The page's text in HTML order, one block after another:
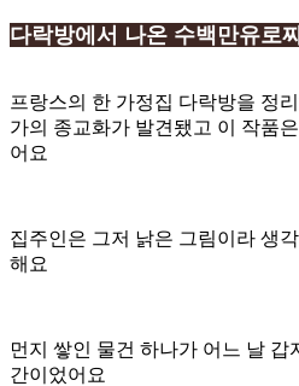
다락방에서 나온 수백만유로
프랑스의 한 가정집 다락방을 정
가의 종교화가 발견됐고 이 작품
어요
집주인은 그저 낡은 그림이라 생
해요
먼지 쌓인 물건 하나가 어느 날 갑
간이었어요